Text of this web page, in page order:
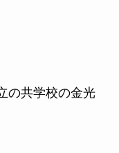
の共学校の金光